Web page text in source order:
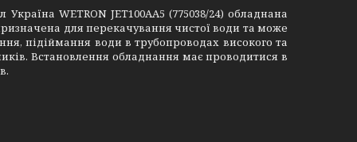
WETRON JET100AA5 (775038/24) обладнана
для перекачування чистої води та може
підіймання води в трубопроводах високого та
Встановлення обладнання має проводитися в